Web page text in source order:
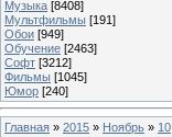
Музыка [8408]
Мультфильмы [191]
Обои [949]
Обучение [2463]
Софт [3212]
Фильмы [1045]
Юмор [240]
Главная » 2015 » Ноябрь » 10